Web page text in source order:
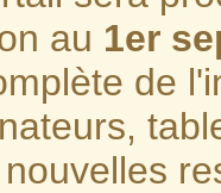
au 1er
de